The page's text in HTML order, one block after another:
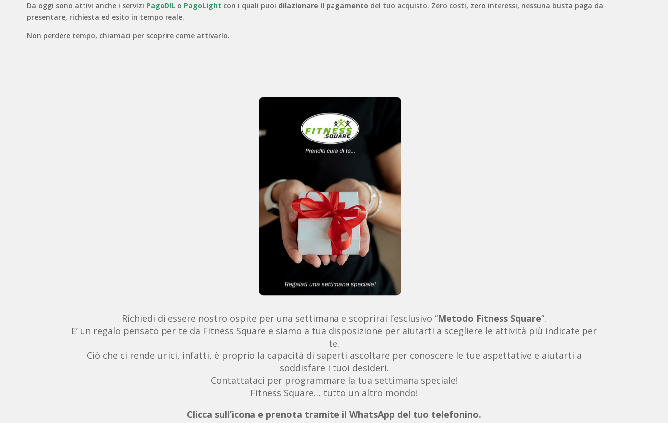
Da oggi sono attivi anche i servizi PagoDIL o PagoLight con i quali puoi dilazionare il pagamento del tuo acquisto. Zero costi, zero interessi, nessuna busta paga da
presentare, richiesta ed esito in tempo reale.
Non perdere tempo, chiamaci per scoprire come attivarlo.
Richiedi di essere nostro ospite per una settimana e scoprirai l’esclusivo “Metodo Fitness Square”.
E’ un regalo pensato per te da Fitness Square e siamo a tua disposizione per aiutarti a scegliere le attività più indicate per
te.
Ciò che ci rende unici, infatti, è proprio la capacità di saperti ascoltare per conoscere le tue aspettative e aiutarti a
soddisfare i tuoi desideri.
Contattataci per programmare la tua settimana speciale!
Fitness Square… tutto un altro mondo!
Clicca sull’icona e prenota tramite il WhatsApp del tuo telefonino.